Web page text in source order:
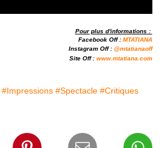
Pour plus d'informations :
Facebook Off : MTATIANA
Instagram Off : @mtatianaoff
Site Off : www.mtatiana.com
#Impressions #Spectacle #Critiques